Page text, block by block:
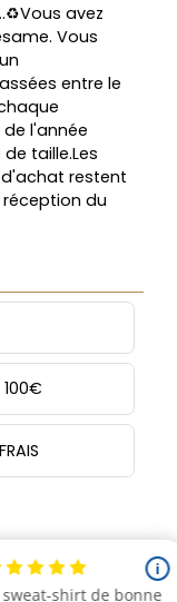
avez
Vous
entre le
de l'année
taille.Les
restent
réception du
100€